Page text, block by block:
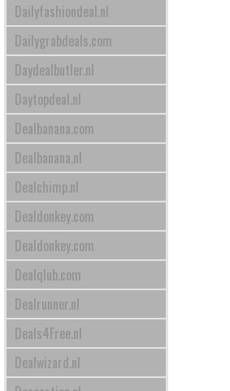
Dailyfashiondeal.nl
Dailygrabdeals.com
Daydealbutler.nl
Daytopdeal.nl
Dealbanana.com
Dealbanana.nl
Dealchimp.nl
Dealdonkey.com
Dealdonkey.com
Dealqlub.com
Dealrunner.nl
Deals4Free.nl
Dealwizard.nl